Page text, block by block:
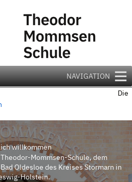
NAVIGATION
willkommen
Mommsen-Schule, dem
Oldesloe des Kreises Stormarn in
Holstein.